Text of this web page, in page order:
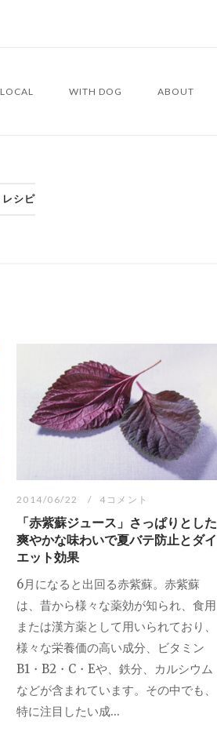
LOCAL WITH DOG ABOUT
レシピ
2014/06/22 4コメント
「赤紫蘇ジュース」さっぱりとした
爽やかな味わいで夏バテ防止とダイ
エット効果
6月になると出回る赤紫蘇。赤紫蘇
は、昔から様々な薬効が知られ、食用
または漢方薬として用いられており、
様々な栄養価の高い成分、ビタミン
B1・B2・C・Eや、鉄分、カルシウム
などが含まれています。その中でも、
特に注目したい成...